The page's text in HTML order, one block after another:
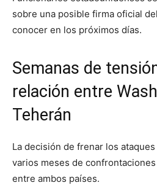
sobre una posible firma oficial
conocer en los próximos días.
Semanas de
relación entre
Teherán
La decisión de frenar los
varios meses de
entre ambos países.